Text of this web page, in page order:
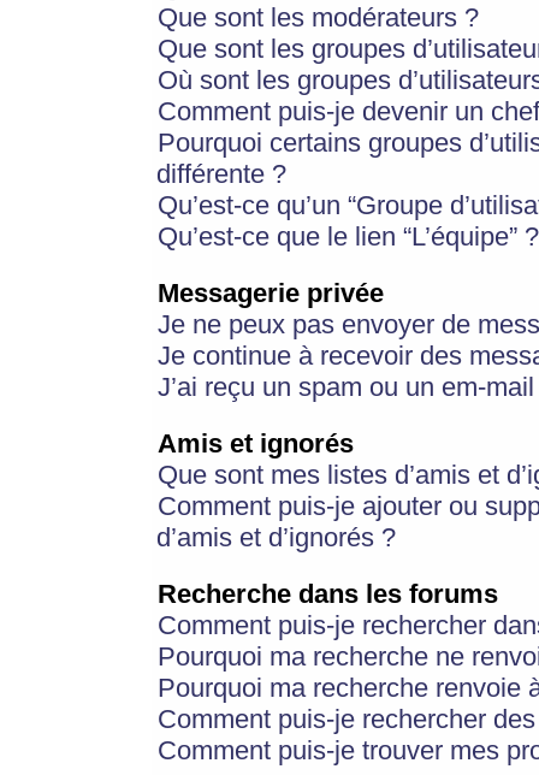
Que sont les modérateurs ?
Que sont les groupes
Où sont les groupes
Comment puis-je devenir un
Pourquoi certains groupes
différente ?
Qu’est-ce qu’un “Groupe
Qu’est-ce que le lien “L’équipe” ?
Messagerie privée
Je ne peux pas envoyer de
Je continue à recevoir des
J’ai reçu un spam ou un em-
Amis et ignorés
Que sont mes listes d’amis et
Comment puis-je ajouter ou
d’amis et d’ignorés ?
Recherche dans les forums
Comment puis-je rechercher
Pourquoi ma recherche ne
Pourquoi ma recherche renvoie
Comment puis-je rechercher
Comment puis-je trouver mes